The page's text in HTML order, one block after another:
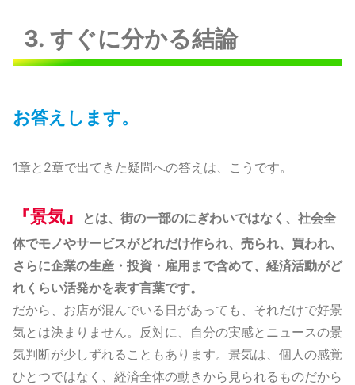
3. すぐに分かる結論
お答えします。
1章と2章で出てきた疑問への答えは、こうです。
『景気』
とは、街の一部のにぎわいではなく、社会全
体でモノやサービスがどれだけ作られ、売られ、買われ、
さらに企業の生産・投資・雇用まで含めて、経済活動がど
れくらい活発かを表す言葉です。
だから、お店が混んでいる日があっても、それだけで好景
気とは決まりません。反対に、自分の実感とニュースの景
気判断が少しずれることもあります。景気は、個人の感覚
ひとつではなく、経済全体の動きから見られるものだから